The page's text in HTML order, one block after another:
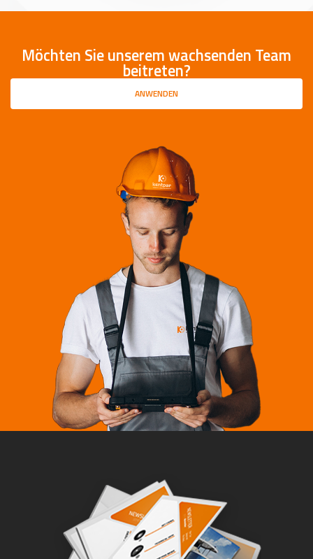
Möchten Sie unserem wachsenden Team
beitreten?
ANWENDEN